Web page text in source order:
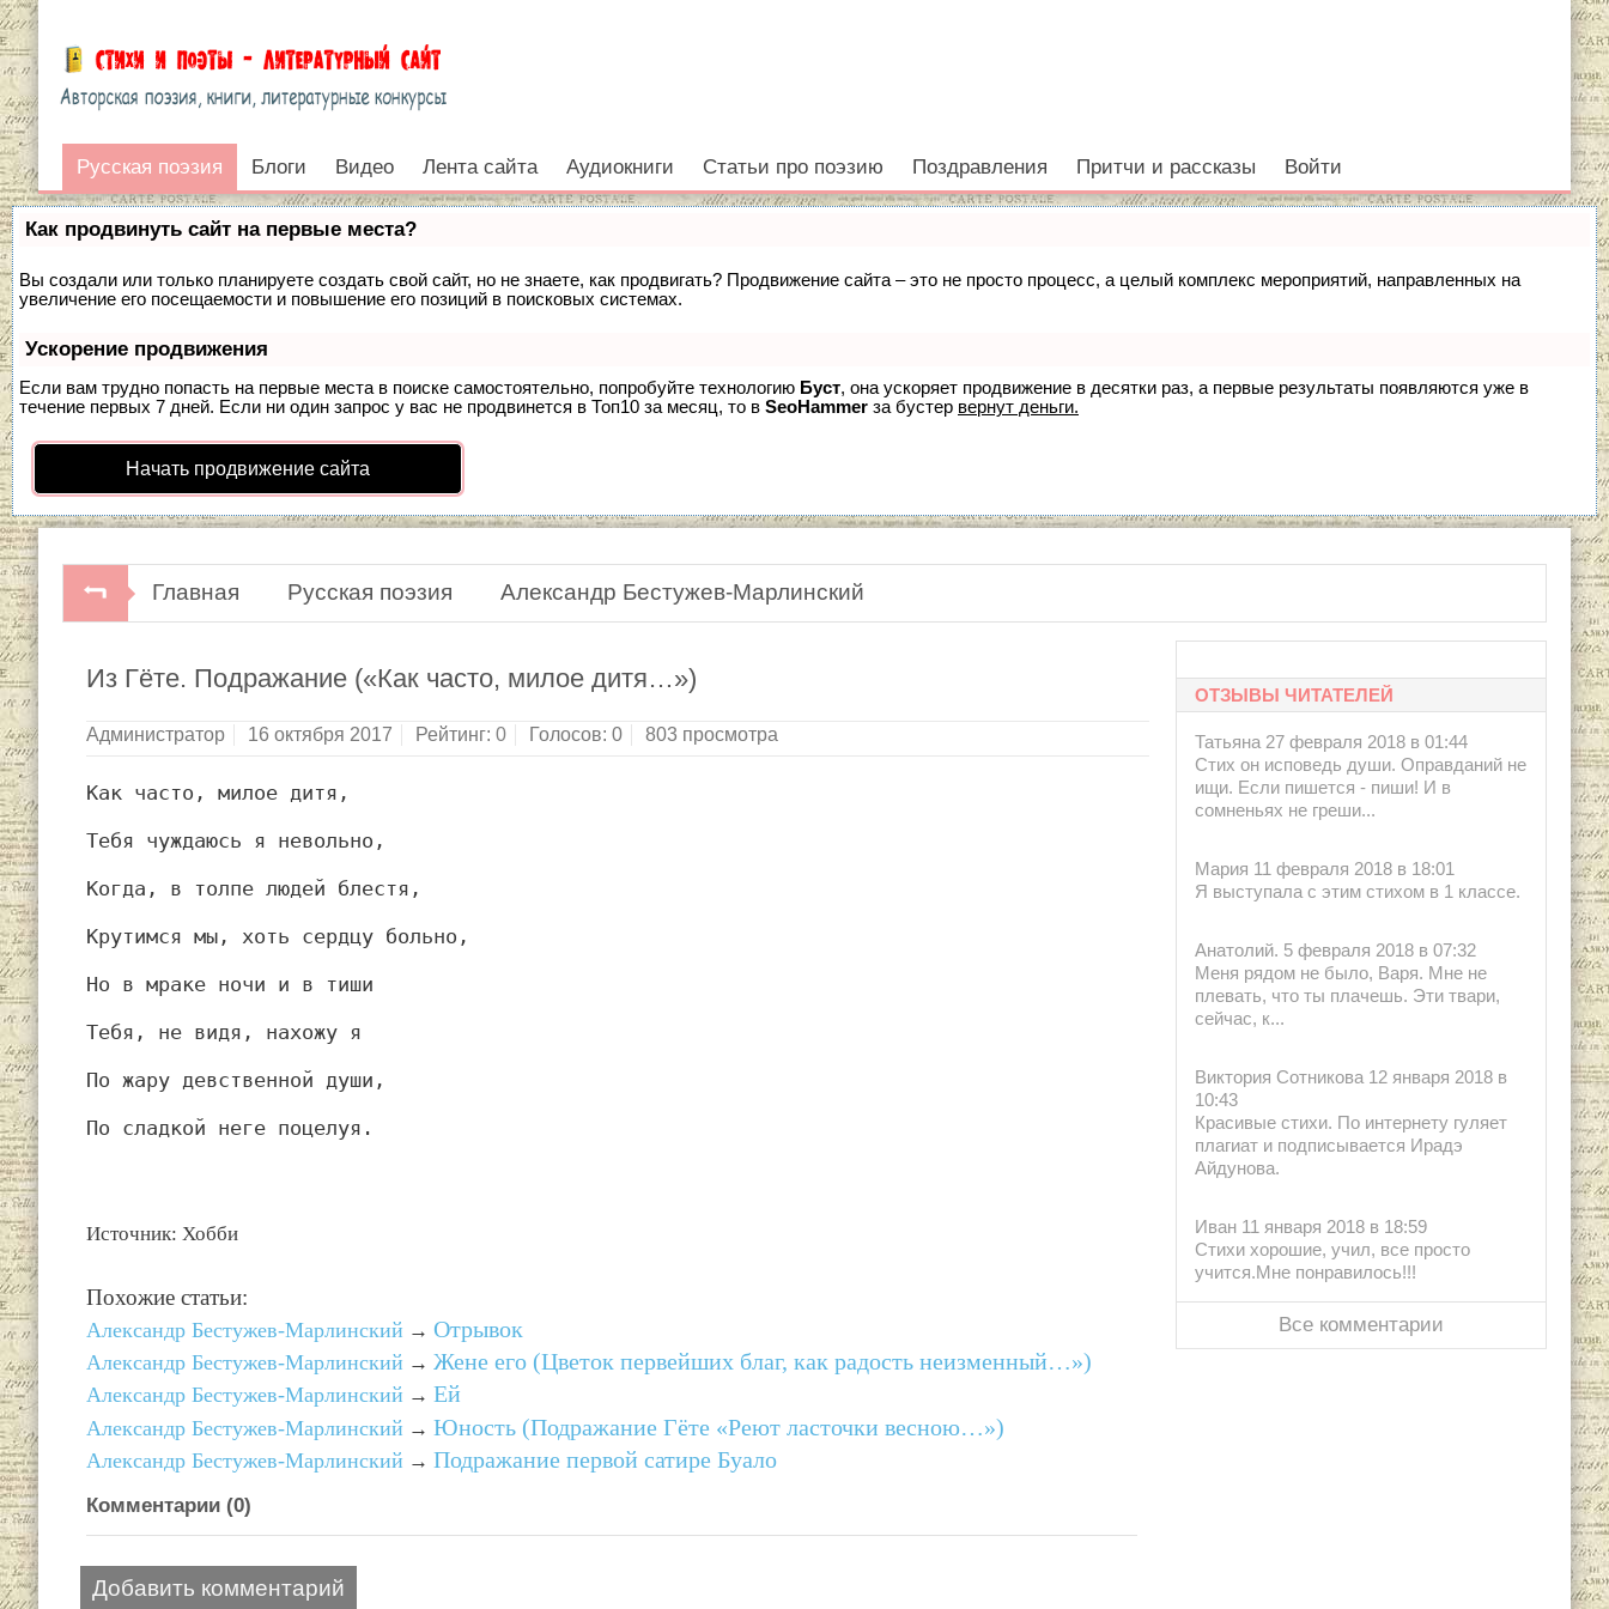
Русская поэзия
Войти
Русская поэзия Блоги Видео Лента сайта Аудиокниги Статьи про поэзию Поздравления Притчи и рассказы Войти
Как продвинуть сайт на первые места?
Вы создали или только планируете создать свой сайт, но не знаете, как продвигать? Продвижение сайта – это не просто процесс, а целый комплекс мероприятий, направленных на
увеличение его посещаемости и повышение его позиций в поисковых системах.
Ускорение продвижения
Если вам трудно попасть на первые места в поиске самостоятельно, попробуйте технологию Буст, она ускоряет продвижение в десятки раз, а первые результаты появляются уже в
течение первых 7 дней. Если ни один запрос у вас не продвинется в Топ10 за месяц, то в SeoHammer за бустер вернут деньги.
Начать продвижение сайта
Главная Русская поэзия Александр Бестужев-Марлинский
Из Гёте. Подражание («Как часто, милое дитя…»)
Администратор 16 октября 2017 Рейтинг: 0 Голосов: 0 803 просмотра
Как часто, милое дитя,
Тебя чуждаюсь я невольно,
Когда, в толпе людей блестя,
Крутимся мы, хоть сердцу больно,
Но в мраке ночи и в тиши
Тебя, не видя, нахожу я
По жару девственной души,
По сладкой неге поцелуя.
Источник: Хобби
Похожие статьи:
Александр Бестужев-Марлинский → Отрывок
Александр Бестужев-Марлинский → Жене его (Цветок первейших благ, как радость неизменный…»)
Александр Бестужев-Марлинский → Ей
Александр Бестужев-Марлинский → Юность (Подражание Гёте «Реют ласточки весною…»)
Александр Бестужев-Марлинский → Подражание первой сатире Буало
Комментарии (0)
Добавить комментарий
ОТЗЫВЫ ЧИТАТЕЛЕЙ
Татьяна 27 февраля 2018 в 01:44
Стих он исповедь души. Оправданий не
ищи. Если пишется - пиши! И в
сомненьях не греши...
Мария 11 февраля 2018 в 18:01
Я выступала с этим стихом в 1 классе.
Анатолий. 5 февраля 2018 в 07:32
Меня рядом не было, Варя. Мне не
плевать, что ты плачешь. Эти твари,
сейчас, к...
Виктория Сотникова 12 января 2018 в
10:43
Красивые стихи. По интернету гуляет
плагиат и подписывается Ирадэ
Айдунова.
Иван 11 января 2018 в 18:59
Стихи хорошие, учил, все просто
учится.Мне понравилось!!!
Все комментарии